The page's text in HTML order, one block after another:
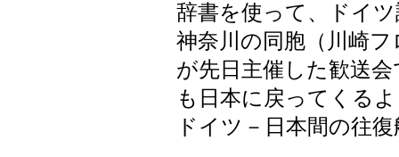
辞書を使って、ドイ
神奈川の同胞（川崎
が先日主催した歓送
も日本に戻ってくる
ドイツ－日本間の往